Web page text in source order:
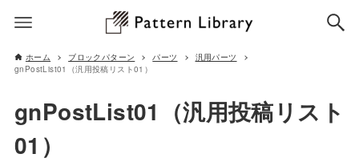
ホーム ブロックパターン パーツ
汎用パーツ
gnPostList01（汎用投稿リスト01）
gnPostList01（汎用投稿リスト
01）